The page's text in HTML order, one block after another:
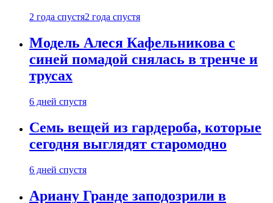
2 года спустя2 года спустя
Модель Алеся Кафельникова с
синей помадой снялась в тренче и
трусах
6 дней спустя
Семь вещей из гардероба, которые
сегодня выглядят старомодно
6 дней спустя
Ариану Гранде заподозрили в